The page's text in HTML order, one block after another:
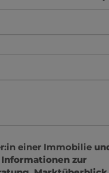
einer Immobilie
Informationen zur